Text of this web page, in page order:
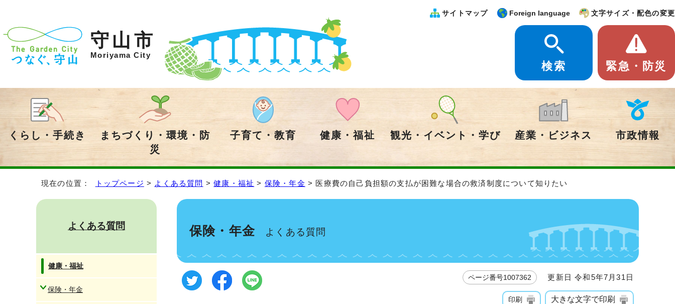
守山市
Moriyama City
サイトマップ Foreign language 文字サイズ・配色の変更
検索 緊急・防災
くらし・手続き
まちづくり・環境・防
災
子育て・教育 健康・福祉 観光・イベント・学び 産業・ビジネス 市政情報
現在の位置： トップページ > よくある質問 >健康・福祉 > 保険・年金 > 医療費の自己負担額の支払が困難な場合の救済制度について知りたい
保険・年金 よくある質問
ページ番号1007362 更新日 令和5年7月31日
印刷 大きな文字で印刷
よくある質問
健康・福祉
保険・年金